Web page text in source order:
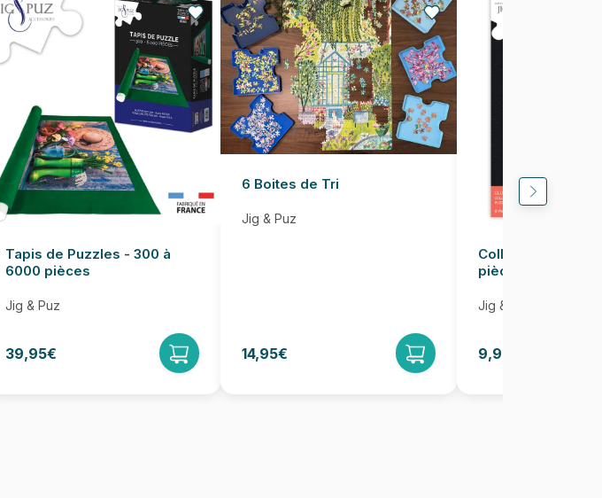
Tapis de Puzzles - 300 à
6000 pièces
Jig & Puz
39,95€
6 Boites de Tri
Jig & Puz
14,95€
Colle pour Puzzle
pièces
Jig & Puz
9,95€